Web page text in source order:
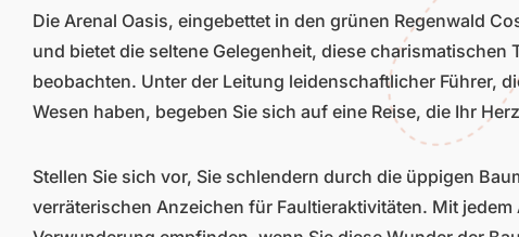
Die Arenal Oasis, eingebettet in den grünen Regenwald
und bietet die seltene Gelegenheit, diese charismatischen
beobachten. Unter der Leitung leidenschaftlicher Führer,
Wesen haben, begeben Sie sich auf eine Reise, die Ihr
Stellen Sie sich vor, Sie schlendern durch die üppigen
verräterischen Anzeichen für Faultieraktivitäten. Mit